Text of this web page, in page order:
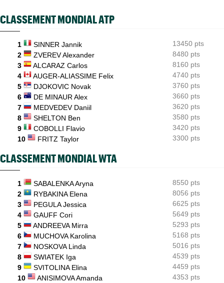
Sept Françaises engagées en qualifs, Kristina Mladenovic
14:11
US Open
Emma Raducanu doit digérer un nouveau forfait, encore un
coup dur
CLASSEMENT MONDIAL ATP
1 SINNER Jannik
13450 pts
2
ZVEREV Alexander
8480 pts
3
ALCARAZ Carlos
8160 pts
4
AUGER-ALIASSIME Felix
4740 pts
5
DJOKOVIC Novak
3760 pts
6
DE MINAUR Alex
3660 pts
7
MEDVEDEV Daniil
3620 pts
8
SHELTON Ben
3580 pts
9
COBOLLI Flavio
3420 pts
10
FRITZ Taylor 3300 pts
CLASSEMENT MONDIAL WTA
1 SABALENKA Aryna
8550 pts
2
RYBAKINA Elena
8056 pts
3
PEGULA Jessica
6625 pts
4
GAUFF Cori
5649 pts
5
ANDREEVA Mirra
5293 pts
6
MUCHOVA Karolina
5168 pts
7
NOSKOVA Linda
5016 pts
8
SWIATEK Iga
4539 pts
9
SVITOLINA Elina
4459 pts
10
ANISIMOVA Amanda 4353 pts